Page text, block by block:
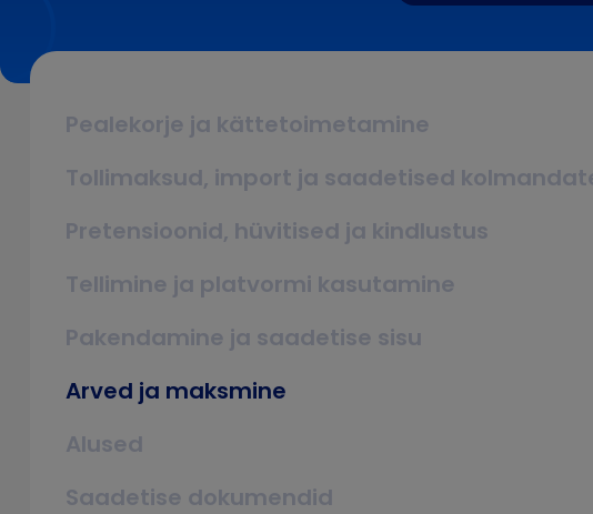
Pealekorje ja kättetoimetamine
Tollimaksud, import ja saadetised
Pretensioonid, hüvitised ja kindlustus
Tellimine ja platvormi kasutamine
Pakendamine ja saadetise sisu
Arved ja maksmine
Alused
Saadetise dokumendid